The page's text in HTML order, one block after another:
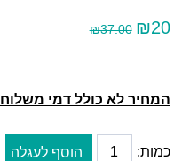
₪20
₪37.00
המחיר לא כולל דמי משלוח
כמות: הוסף לעגלה